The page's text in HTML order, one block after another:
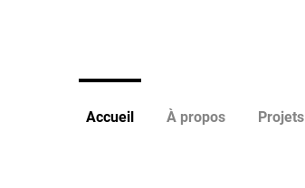
Accueil À propos Projets